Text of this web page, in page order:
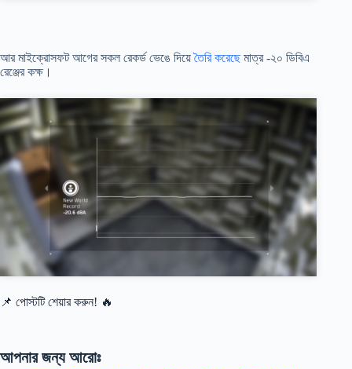
আর মাইক্রোসফট আগের সকল রেকর্ড ভেঙে দিয়েতৈরি করেছেমাত্র -২০ ডিবিএ
রেঞ্জের কক্ষ।
📌 পোস্টটি শেয়ার করুন! 🔥
আপনার জন্য আরোঃ